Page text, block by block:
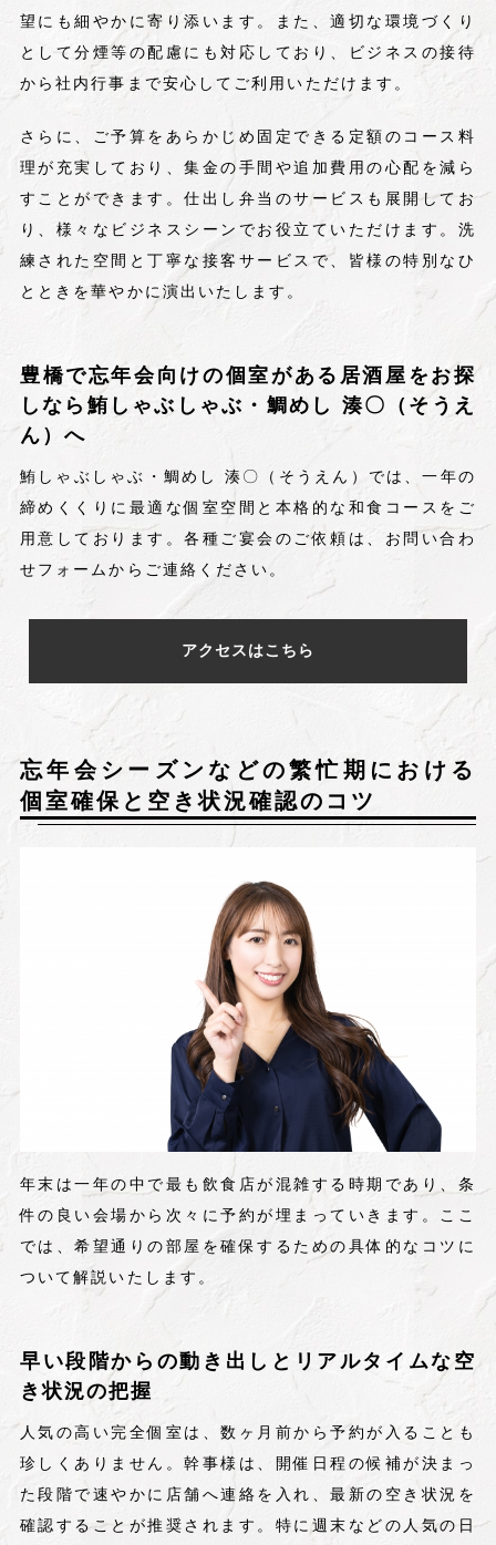
望にも細やかに寄り添います。また、適切な環境づくり
として分煙等の配慮にも対応しており、ビジネスの接待
から社内行事まで安心してご利用いただけます。
さらに、ご予算をあらかじめ固定できる定額のコース料
理が充実しており、集金の手間や追加費用の心配を減ら
すことができます。仕出し弁当のサービスも展開してお
り、様々なビジネスシーンでお役立ていただけます。洗
練された空間と丁寧な接客サービスで、皆様の特別なひ
とときを華やかに演出いたします。
豊橋で忘年会向けの個室がある居酒屋をお探
しなら鮪しゃぶしゃぶ・鯛めし 湊〇（そうえ
ん）へ
鮪しゃぶしゃぶ・鯛めし 湊〇（そうえん）では、一年の
締めくくりに最適な個室空間と本格的な和食コースをご
用意しております。各種ご宴会のご依頼は、お問い合わ
せフォームからご連絡ください。
アクセスはこちら
忘年会シーズンなどの繁忙期における
個室確保と空き状況確認のコツ
年末は一年の中で最も飲食店が混雑する時期であり、条
件の良い会場から次々に予約が埋まっていきます。ここ
では、希望通りの部屋を確保するための具体的なコツに
ついて解説いたします。
早い段階からの動き出しとリアルタイムな空
き状況の把握
人気の高い完全個室は、数ヶ月前から予約が入ることも
珍しくありません。幹事様は、開催日程の候補が決まっ
た段階で速やかに店舗へ連絡を入れ、最新の空き状況を
確認することが推奨されます。特に週末などの人気の日